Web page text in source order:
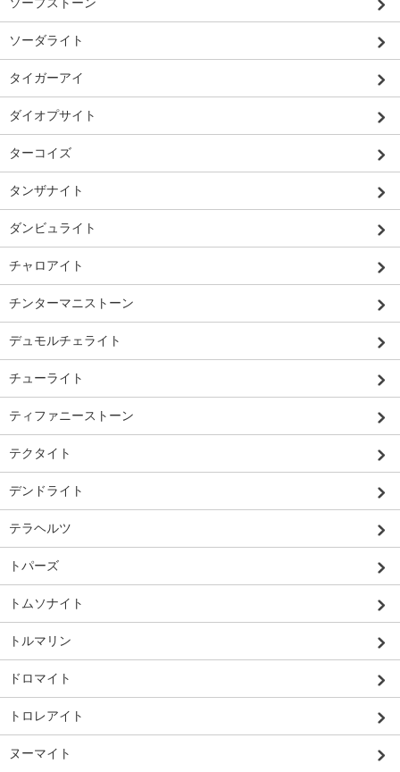
ソープストーン
ソーダライト
タイガーアイ
ダイオプサイト
ターコイズ
タンザナイト
ダンビュライト
チャロアイト
チンターマニストーン
デュモルチェライト
チューライト
ティファニーストーン
テクタイト
デンドライト
テラヘルツ
トパーズ
トムソナイト
トルマリン
ドロマイト
トロレアイト
ヌーマイト